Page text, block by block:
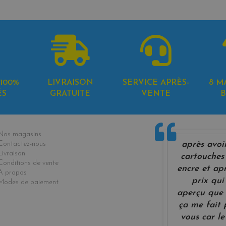
LIVRAISON
GRATUITE
SERVICE APRÈS-
VENTE
8
magasins
nous
de vente
propos
de paiement
après
encre et
prix qui
aperçu que
ça me fait
vous car